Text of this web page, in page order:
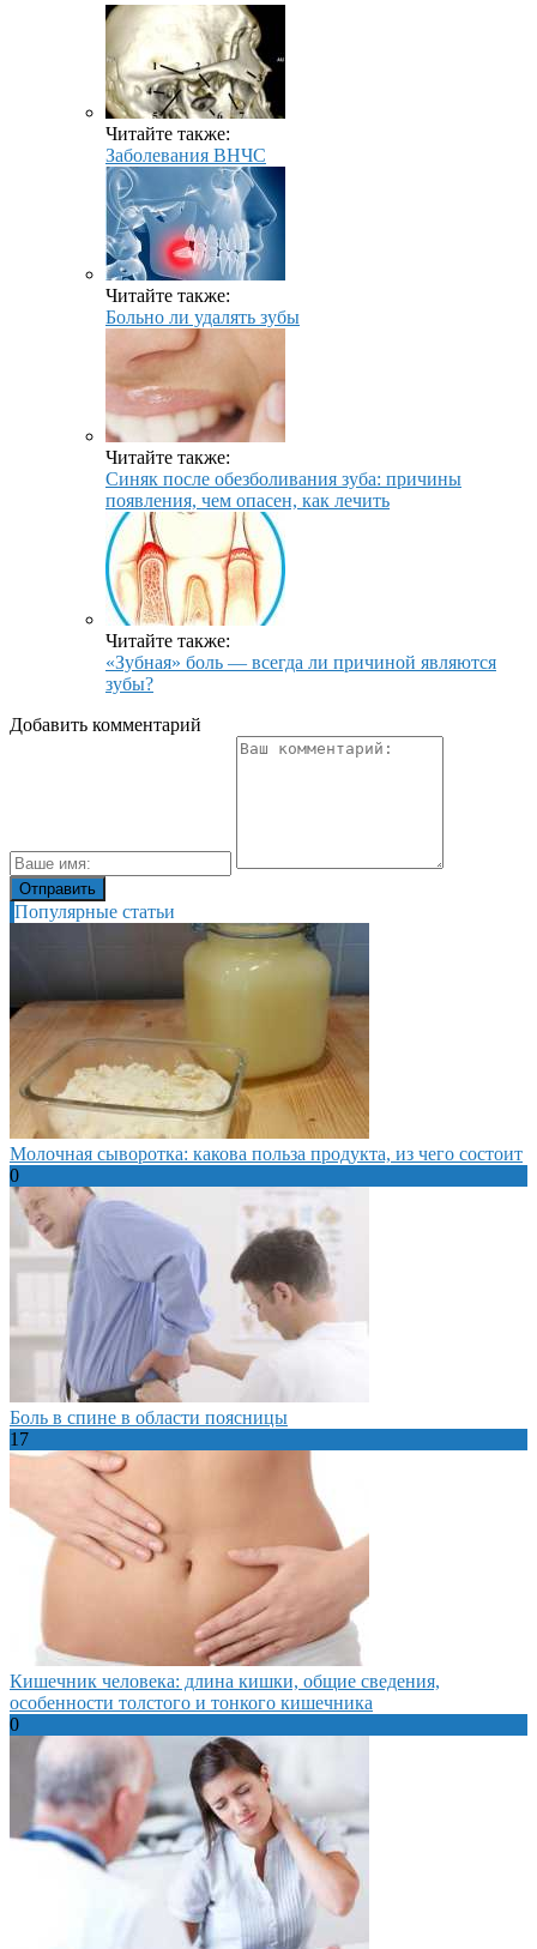
Читайте также:
Заболевания ВНЧС
Читайте также:
Больно ли удалять зубы
Читайте также:
Синяк после обезболивания зуба: причины
появления, чем опасен, как лечить
Читайте также:
«Зубная» боль — всегда ли причиной являются
зубы?
Добавить комментарий
Популярные статьи
Молочная сыворотка: какова польза продукта, из чего состоит
0
Боль в спине в области поясницы
17
Кишечник человека: длина кишки, общие сведения,
особенности толстого и тонкого кишечника
0